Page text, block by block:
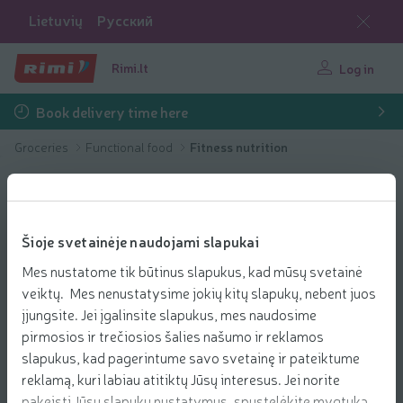
Šioje svetainėje naudojami slapukai
Mes nustatome tik būtinus slapukus, kad mūsų svetainė
veiktų. Mes nenustatysime jokių kitų slapukų, nebent juos
įjungsite. Jei įgalinsite slapukus, mes naudosime
pirmosios ir trečiosios šalies našumo ir reklamos
slapukus, kad pagerintume savo svetainę ir pateiktume
reklamą, kuri labiau atitiktų Jūsų interesus. Jei norite
Lietuvių Русский
Rimi.lt Log in
Book delivery time here
Groceries Functional food Fitness nutrition